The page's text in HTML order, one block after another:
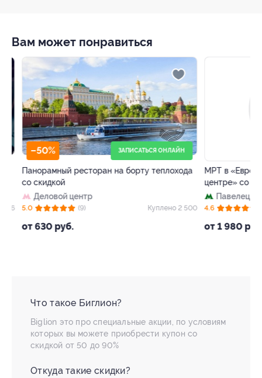
Вам может понравиться
–50% ЗАПИСАТЬСЯ ОНЛАЙН
Панорамный ресторан на борту теплохода
со скидкой
Деловой центр
от 630 руб.
5.0 (9) Куплено 2 500
МРТ в
центре» со
Павелецкая
от 1 980 руб.
4.6 (71)
Что такое Биглион?
Biglion это про специальные акции, по условиям
которых вы можете приобрести купон со
скидкой от 50 до 90%
Откуда такие скидки?